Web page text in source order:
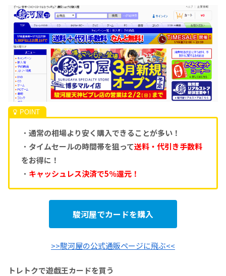
・ 通常の相場より安く購入できることが多い！
・ タイムセールの時間帯を狙って送料・代引き手数料
をお得に！
・ キャッシュレス決済で5％還元！
駿河屋でカードを購入
>>駿河屋の公式通販ページに飛ぶ<<
トレトクで遊戯王カードを買う